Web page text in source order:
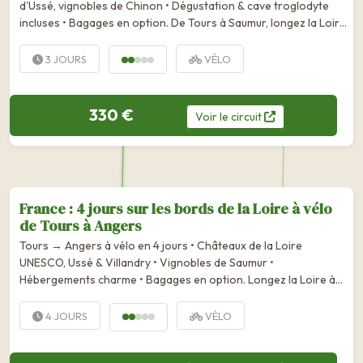
d'Ussé, vignobles de Chinon • Dégustation & cave troglodyte
incluses • Bagages en option. De Tours à Saumur, longez la Loire
Rideau, Ussé ou Chinon et découvrez les...
3 JOURS VÉLO
330 € Voirle circuit
France : 4 jours sur les bords de la Loire à vélo
de Tours à Angers
Tours → Angers à vélo en 4 jours • Châteaux de la Loire
UNESCO, Ussé & Villandry • Vignobles de Saumur •
Hébergements charme • Bagages en option. Longez la Loire à
charme. Découvrez la magie du Val de Loire, les châteaux de...
4 JOURS VÉLO